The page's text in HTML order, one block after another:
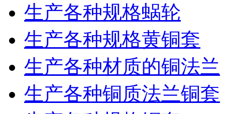
生产各种规格蜗轮
生产各种规格黄铜套
生产各种材质的铜法兰
生产各种铜质法兰铜套